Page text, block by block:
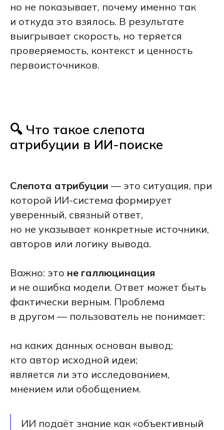
но не показывает, почему именно так
и откуда это взялось. В результате
выигрывает скорость, но теряется
проверяемость, контекст и ценность
первоисточников.
🔍 Что такое слепота
атрибуции в ИИ-поиске
Слепота атрибуции — это ситуация, при
которой ИИ-система формирует
уверенный, связный ответ,
но не указывает конкретные источники,
авторов или логику вывода.
Важно: это не галлюцинация
и не ошибка модели. Ответ может быть
фактически верным. Проблема
в другом — пользователь не понимает:
на каких данных основан вывод;
кто автор исходной идеи;
является ли это исследованием,
мнением или обобщением.
ИИ подаёт знание как «объективный